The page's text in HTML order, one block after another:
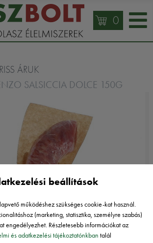
0
ÁRUK
SALSICCIA DOLCE 150G
beállítások
működéshez szükséges cookie-kat használ.
(marketing, statisztika, személyre szabás)
engedélyezhet. Részletesebb információkat az
és adatkezelési tájékoztatónkban talál